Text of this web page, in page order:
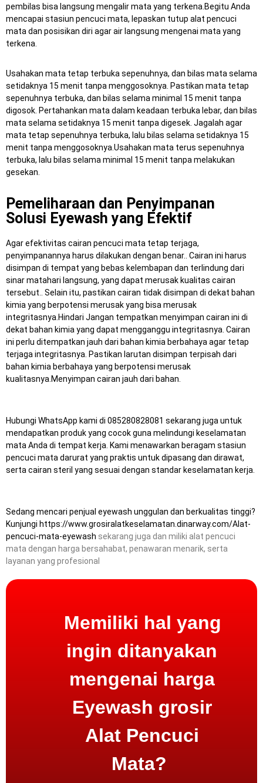
pembilas bisa langsung mengalir mata yang terkena.Begitu Anda
mencapai stasiun pencuci mata, lepaskan tutup alat pencuci
mata dan posisikan diri agar air langsung mengenai mata yang
terkena.
Usahakan mata tetap terbuka sepenuhnya, dan bilas mata selama
setidaknya 15 menit tanpa menggosoknya. Pastikan mata tetap
sepenuhnya terbuka, dan bilas selama minimal 15 menit tanpa
digosok. Pertahankan mata dalam keadaan terbuka lebar, dan bilas
mata selama setidaknya 15 menit tanpa digesek. Jagalah agar
mata tetap sepenuhnya terbuka, lalu bilas selama setidaknya 15
menit tanpa menggosoknya.Usahakan mata terus sepenuhnya
terbuka, lalu bilas selama minimal 15 menit tanpa melakukan
gesekan.
Pemeliharaan dan Penyimpanan
Solusi Eyewash yang Efektif
Agar efektivitas cairan pencuci mata tetap terjaga,
penyimpanannya harus dilakukan dengan benar.. Cairan ini harus
disimpan di tempat yang bebas kelembapan dan terlindung dari
sinar matahari langsung, yang dapat merusak kualitas cairan
tersebut.. Selain itu, pastikan cairan tidak disimpan di dekat bahan
kimia yang berpotensi merusak yang bisa merusak
integritasnya.Hindari Jangan tempatkan menyimpan cairan ini di
dekat bahan kimia yang dapat mengganggu integritasnya. Cairan
ini perlu ditempatkan jauh dari bahan kimia berbahaya agar tetap
terjaga integritasnya. Pastikan larutan disimpan terpisah dari
bahan kimia berbahaya yang berpotensi merusak
kualitasnya.Menyimpan cairan jauh dari bahan.
Hubungi WhatsApp kami di 085280828081 sekarang juga untuk
mendapatkan produk yang cocok guna melindungi keselamatan
mata Anda di tempat kerja. Kami menawarkan beragam stasiun
pencuci mata darurat yang praktis untuk dipasang dan dirawat,
serta cairan steril yang sesuai dengan standar keselamatan kerja.
Sedang mencari penjual eyewash unggulan dan berkualitas tinggi?
Kunjungi https://www.grosiralatkeselamatan.dinarway.com/Alat-
pencuci-mata-eyewash sekarang juga dan miliki alat pencuci
mata dengan harga bersahabat, penawaran menarik, serta
layanan yang profesional
Memiliki hal yang
ingin ditanyakan
mengenai harga
Eyewash grosir
Alat Pencuci
Mata?